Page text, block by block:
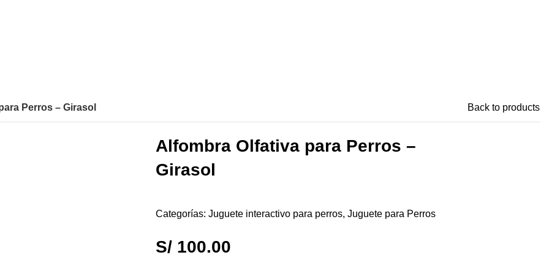
Perros – Girasol Back to products
Alfombra Olfativa para Perros –
Girasol
Categorías: Juguete interactivo para perros, Juguete para Perros
S/ 100.00